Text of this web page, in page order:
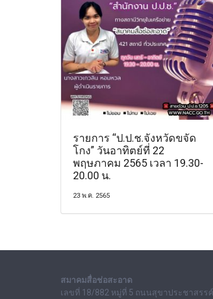
รายการ “ป.ป.ช.จังหวัดขจัด
โกง” วันอาทิตย์ที่ 22
พฤษภาคม 2565 เวลา 19.30-
20.00 น.
23 พ.ค. 2565
สมาคมสื่อช่อสะอาด
เลขที่ 18/882 หมู่ที่ 5 ถนนสุขาประชาสรร